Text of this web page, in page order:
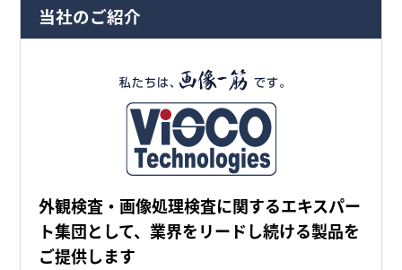
当社のご紹介
外観検査・画像処理検査に関するエキスパー
ト集団として、業界をリードし続ける製品を
ご提供します